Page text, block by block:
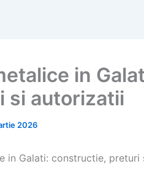
in
si autorizatii
2026
in Galati: constructie, preturi